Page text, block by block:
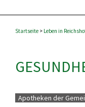
Startseite > Leben in
Apotheken der